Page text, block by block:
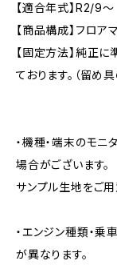
【適合年式】R2/9〜
【商品構成】フロア
【固定方法】純正
ております。（留め
・機種・端末のモニ
場合がございます。
サンプル生地をご用
・エンジン種類・乗
が異なります。